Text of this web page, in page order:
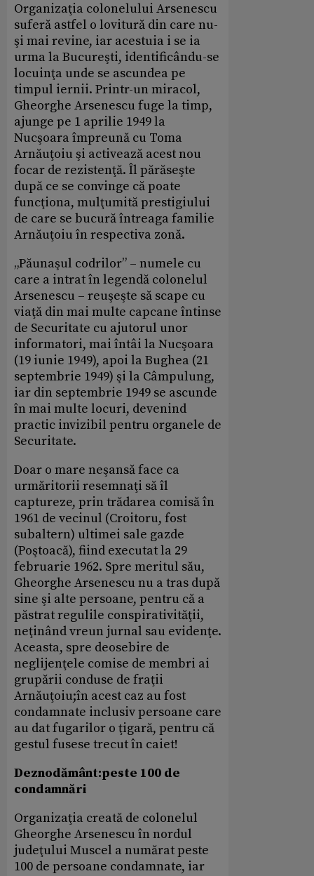
Organizaţia colonelului Arsenescu
suferă astfel o lovitură din care nu-
şi mai revine, iar acestuia i se ia
urma la Bucureşti, identificându-se
locuinţa unde se ascundea pe
timpul iernii. Printr-un miracol,
Gheorghe Arsenescu fuge la timp,
ajunge pe 1 aprilie 1949 la
Nucşoara împreună cu Toma
Arnăuţoiu şi activează acest nou
focar de rezistenţă. Îl părăseşte
după ce se convinge că poate
funcţiona, mulţumită prestigiului
de care se bucură întreaga familie
Arnăuţoiu în respectiva zonă.
„Păunaşul codrilor” – numele cu
care a intrat în legendă colonelul
Arsenescu – reuşeşte să scape cu
viaţă din mai multe capcane întinse
de Securitate cu ajutorul unor
informatori, mai întâi la Nucşoara
(19 iunie 1949), apoi la Bughea (21
septembrie 1949) şi la Câmpulung,
iar din septembrie 1949 se ascunde
în mai multe locuri, devenind
practic invizibil pentru organele de
Securitate.
Doar o mare neşansă face ca
urmăritorii resemnaţi să îl
captureze, prin trădarea comisă în
1961 de vecinul (Croitoru, fost
subaltern) ultimei sale gazde
(Poştoacă), fiind executat la 29
februarie 1962. Spre meritul său,
Gheorghe Arsenescu nu a tras după
sine şi alte persoane, pentru că a
păstrat regulile conspirativităţii,
neţinând vreun jurnal sau evidenţe.
Aceasta, spre deosebire de
neglijenţele comise de membri ai
grupării conduse de fraţii
Arnăuţoiu;în acest caz au fost
condamnate inclusiv persoane care
au dat fugarilor o ţigară, pentru că
gestul fusese trecut în caiet!
Deznodământ:peste 100 de
condamnări
Organizaţia creată de colonelul
Gheorghe Arsenescu în nordul
judeţului Muscel a numărat peste
100 de persoane condamnate, iar